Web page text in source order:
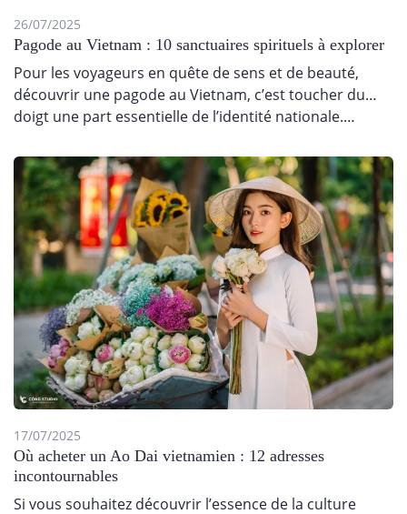
26/07/2025
Pagode au Vietnam : 10 sanctuaires spirituels à explorer
Pour les voyageurs en quête de sens et de beauté,
découvrir une pagode au Vietnam, c’est toucher du
doigt une part essentielle de l’identité nationale.…
17/07/2025
Où acheter un Ao Dai vietnamien : 12 adresses
incontournables
Si vous souhaitez découvrir l’essence de la culture